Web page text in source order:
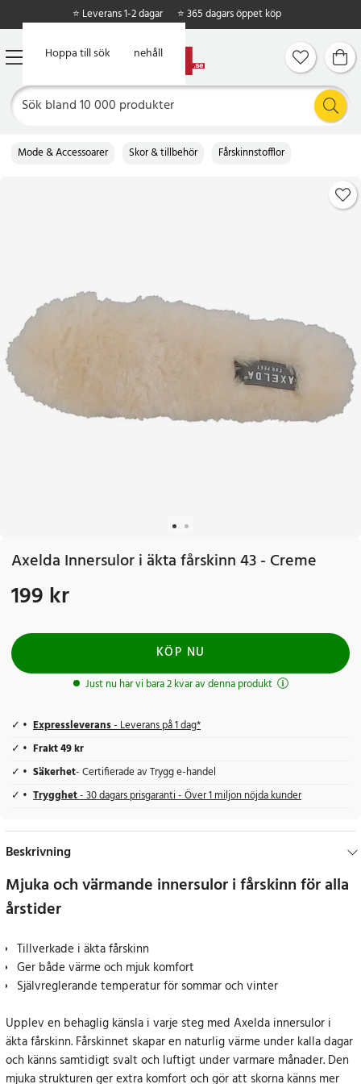
Hoppa till huvudinnehåll
Hoppa till sök
⭐ Leverans 1-2 dagar ⭐ 365 dagars öppet köp
Mode & Accessoarer Skor & tillbehör Fårskinnstofflor
Axelda Innersulor i äkta fårskinn 43 - Creme
Pris:199 kr
199 kr
KÖP NU
Just nu har vi bara 2 kvar av denna produkt
Expressleverans- Leverans på 1 dag*
Frakt 49 kr
Säkerhet- Certifierade av Trygg e-handel
Trygghet- 30 dagars prisgaranti - Över 1 miljon nöjda kunder
Beskrivning
Mjuka och värmande innersulor i fårskinn för alla
årstider
Tillverkade i äkta fårskinn
Ger både värme och mjuk komfort
Självreglerande temperatur för sommar och vinter
Upplev en behaglig känsla i varje steg med Axelda innersulor i
äkta fårskinn. Fårskinnet skapar en naturlig värme under kalla dagar
och känns samtidigt svalt och luftigt under varmare månader. Den
mjuka strukturen ger extra komfort och gör att skorna känns mer